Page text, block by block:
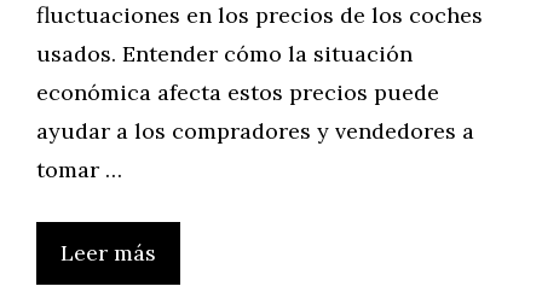
fluctuaciones en los precios de los coches
usados. Entender cómo la situación
económica afecta estos precios puede
ayudar a los compradores y vendedores a
tomar …
Leer más